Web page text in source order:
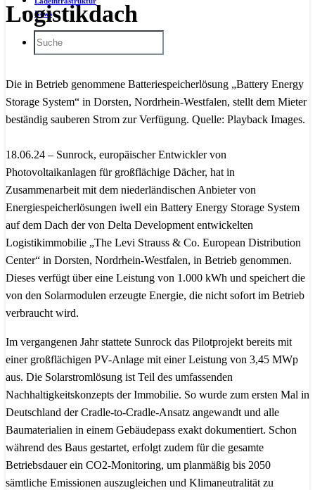
News
Logistikdach
Die in Betrieb genommene Batteriespeicherlösung „Battery Energy
Storage System“ in Dorsten, Nordrhein-Westfalen, stellt dem Mieter
beständig sauberen Strom zur Verfügung. Quelle: Playback Images.
18.06.24 – Sunrock, europäischer Entwickler von
Photovoltaikanlagen für großflächige Dächer, hat in
Zusammenarbeit mit dem niederländischen Anbieter von
Energiespeicherlösungen iwell ein Battery Energy Storage System
auf dem Dach der von Delta Development entwickelten
Logistikimmobilie „The Levi Strauss & Co. European Distribution
Center“ in Dorsten, Nordrhein-Westfalen, in Betrieb genommen.
Dieses verfügt über eine Leistung von 1.000 kWh und speichert die
von den Solarmodulen erzeugte Energie, die nicht sofort im Betrieb
verbraucht wird.
Im vergangenen Jahr stattete Sunrock das Pilotprojekt bereits mit
einer großflächigen PV-Anlage mit einer Leistung von 3,45 MWp
aus. Die Solarstromlösung ist Teil des umfassenden
Nachhaltigkeitskonzepts der Immobilie. So wurde zum ersten Mal in
Deutschland der Cradle-to-Cradle-Ansatz angewandt und alle
Baumaterialien in einem Gebäudepass exakt dokumentiert. Schon
während des Baus gestartet, erfolgt zudem für die gesamte
Betriebsdauer ein CO2-Monitoring, um planmäßig bis 2050
sämtliche Emissionen auszugleichen und Klimaneutralität zu